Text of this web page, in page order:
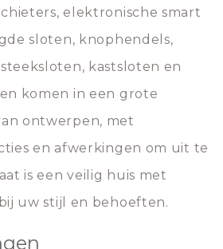
elektronische smart
sloten, knophendels,
kastsloten en
komen in een grote
ontwerpen, met
en afwerkingen om uit te
is een veilig huis met
uw stijl en behoeften.